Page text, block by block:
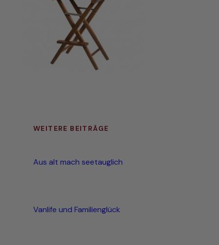
WEITERE BEITRÄGE
Aus alt mach seetauglich
Vanlife und Familienglück